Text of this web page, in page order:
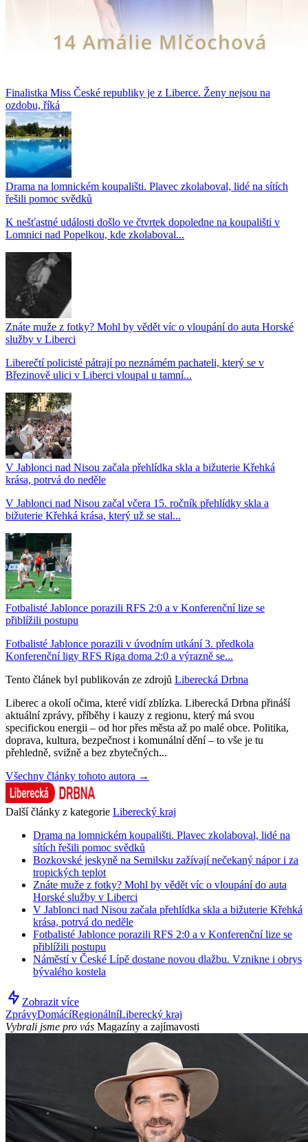
Finalistka Miss České republiky je z Liberce. Ženy nejsou na
ozdobu, říká
Drama na lomnickém koupališti. Plavec zkolaboval, lidé na sítích
řešili pomoc svědků
K nešťastné události došlo ve čtvrtek dopoledne na koupališti v
Lomnici nad Popelkou, kde zkolaboval...
Znáte muže z fotky? Mohl by vědět víc o vloupání do auta Horské
služby v Liberci
Liberečtí policisté pátrají po neznámém pachateli, který se v
Březinově ulici v Liberci vloupal u tamní...
V Jablonci nad Nisou začala přehlídka skla a bižuterie Křehká
krása, potrvá do neděle
V Jablonci nad Nisou začal včera 15. ročník přehlídky skla a
bižuterie Křehká krása, který už se stal...
Fotbalisté Jablonce porazili RFS 2:0 a v Konferenční lize se
přiblížili postupu
Fotbalisté Jablonce porazili v úvodním utkání 3. předkola
Konferenční ligy RFS Riga doma 2:0 a výrazně se...
Tento článek byl publikován ze zdrojů Liberecká Drbna
Liberec a okolí očima, které vidí zblízka. Liberecká Drbna přináší
aktuální zprávy, příběhy i kauzy z regionu, který má svou
specifickou energii – od hor přes města až po malé obce. Politika,
doprava, kultura, bezpečnost i komunální dění – to vše je tu
přehledně, svižně a bez zbytečných...
Všechny články tohoto autora →
Další články z kategorie Liberecký kraj
Drama na lomnickém koupališti. Plavec zkolaboval, lidé na
sítích řešili pomoc svědků
Bozkovské jeskyně na Semilsku zažívají nečekaný nápor i za
tropických teplot
Znáte muže z fotky? Mohl by vědět víc o vloupání do auta
Horské služby v Liberci
V Jablonci nad Nisou začala přehlídka skla a bižuterie Křehká
krása, potrvá do neděle
Fotbalisté Jablonce porazili RFS 2:0 a v Konferenční lize se
přiblížili postupu
Náměstí v České Lípě dostane novou dlažbu. Vznikne i obrys
bývalého kostela
Zobrazit více
ZprávyDomácíRegionálníLiberecký kraj
Vybrali jsme pro vás Magazíny a zajímavosti